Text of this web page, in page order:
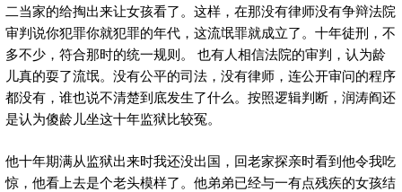
二当家的给掏出来让女孩看了。这样，在那没有律师没有争辩法院
审判说你犯罪你就犯罪的年代，这流氓罪就成立了。十年徒刑，不
多不少，符合那时的统一规则。 也有人相信法院的审判，认为龄
儿真的耍了流氓。没有公平的司法，没有律师，连公开审问的程序
都没有，谁也说不清楚到底发生了什么。按照逻辑判断，润涛阎还
是认为傻龄儿坐这十年监狱比较冤。
他十年期满从监狱出来时我还没出国，回老家探亲时看到他令我吃
惊，他看上去是个老头模样了。他弟弟已经与一有点残疾的女孩结